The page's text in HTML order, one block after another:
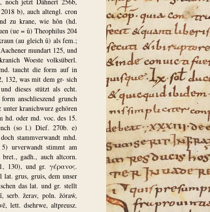
b), auch altengl. cron
zu krane, wie hôn (hd.
(ue = û) Theophilus 204
(au gleich û) als fem.;
mundart 125, und
Woeste volksüberl.
taucht die form auf in
132, was mit dem gr- sich
dieses stützt als echt.
anschlieszend grunch
kranichwurz gehören
hd. oder md. voc. des 15.
(so l.) Dief. 270b. e)
stammverwandt mhd.
urverwandt stimmt am
gadh., auch altcorn.
130), und gr. γέρανος.
lat. grus, gruis, dem unser
das lat. und gr. stellt
serb. žerav, poln. žóraẃ,
lett. dsehrwe, altpreusz.